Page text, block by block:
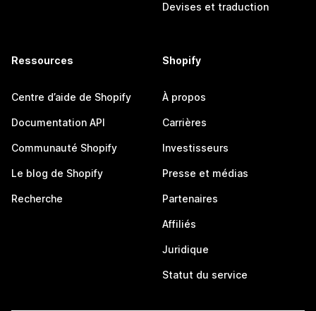
Devises et traduction
Ressources
Centre d’aide de Shopify
Documentation API
Communauté Shopify
Le blog de Shopify
Recherche
Shopify
À propos
Carrières
Investisseurs
Presse et médias
Partenaires
Affiliés
Juridique
Statut du service